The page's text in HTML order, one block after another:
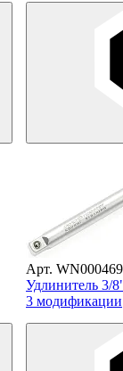
Арт.
Удлинитель 3/
3 модификации